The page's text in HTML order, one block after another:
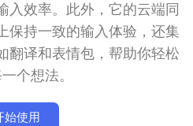
入效率。此外，它的云端同
保持一致的输入体验，还集
翻译和表情包，帮助你轻松
个想法。
始使用